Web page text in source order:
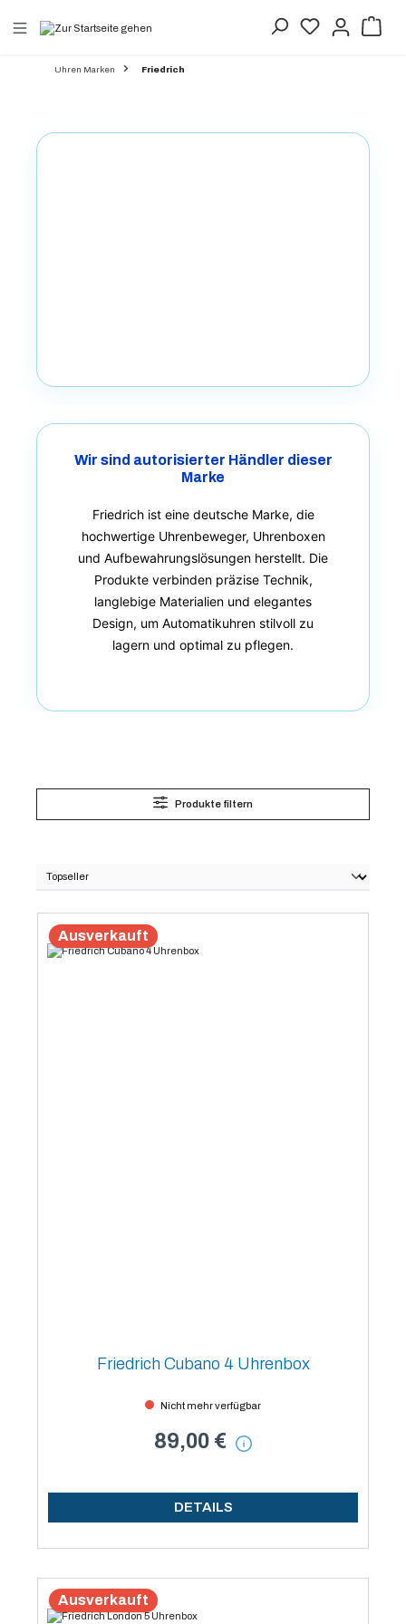
Uhren Marken Friedrich
Wir sind autorisierter Händler dieser
Marke
Friedrich ist eine deutsche Marke, die
hochwertige Uhrenbeweger, Uhrenboxen
und Aufbewahrungslösungen herstellt. Die
Produkte verbinden präzise Technik,
langlebige Materialien und elegantes
Design, um Automatikuhren stilvoll zu
lagern und optimal zu pflegen.
Produkte filtern
Ausverkauft
Friedrich Cubano 4 Uhrenbox
Nicht mehr verfügbar
89,00 €
DETAILS
Ausverkauft